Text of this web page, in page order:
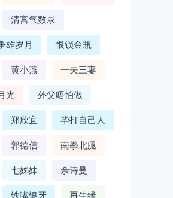
清宫气数录
雄岁月 恨锁金瓶
黄小燕 一夫三妻
光 外父唔怕做
郑欣宜 毕打自己人
郭德信 南拳北腿
七姊妹 余诗曼
铁嘴银牙 再生缘